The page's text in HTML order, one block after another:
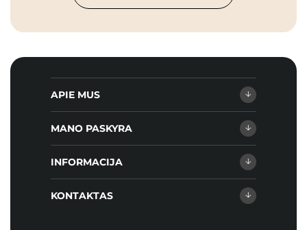
APIE MUS
MANO PASKYRA
INFORMACIJA
KONTAKTAS